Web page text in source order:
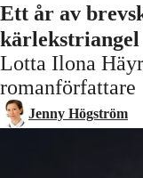
Ett år av
kärlekstriangel
Lotta Ilona
romanförfattare
Jenny Högström